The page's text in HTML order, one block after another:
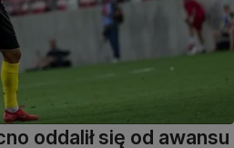
oddalił się od awansu